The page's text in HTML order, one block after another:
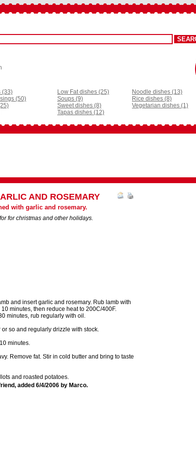
(33)
(50)
Low Fat dishes (25)
Soups (9)
Sweet dishes (8)
Tapas dishes (12)
Noodle dishes (13)
Rice dishes (8)
Vegetarian dishes (1)
AND ROSEMARY
with garlic and rosemary.
for christmas and other holidays.
and insert garlic and rosemary. Rub lamb with
minutes, then reduce heat to 200C/400F.
minutes, rub regularly with oil.
so and regularly drizzle with stock.
minutes.
Remove fat. Stir in cold butter and bring to taste
and roasted potatoes.
added 6/4/2006 by Marco.